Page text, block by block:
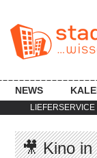
LIEFERSERVICE
NEWS
🎥 Kino